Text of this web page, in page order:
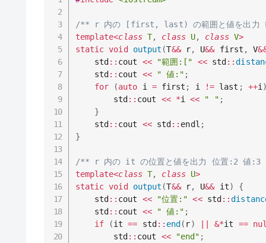
/** r 内の [first, last) の範囲と値を出
template<class T, class U, class V>
static void output (T&& r, U&& first , V
	std
:: cout << "範囲:[" << std::
	std
:: cout << " 値:" ;
for
(auto i = first ; i != last ; ++i )
		std
:: cout << *i << " " ;
}
	std
:: cout << std:: endl ;
}
/** r 内の it の位置と値を出力 位置:2 値
template<class T, class U>
static void output (T&& r, U&& it)
{
	std
:: cout << "位置:" << std::
	std
:: cout << " 値:" ;
if
(it == std:: end( r) || &*it ==
		std
:: cout << "end" ;